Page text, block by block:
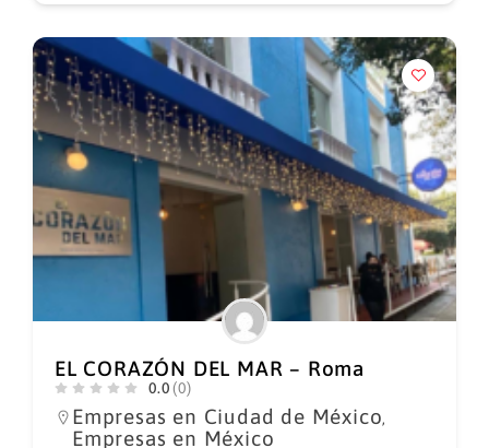
EL CORAZÓN DEL MAR – Roma
0.0 (0)
Empresas en Ciudad de México,
Empresas en México